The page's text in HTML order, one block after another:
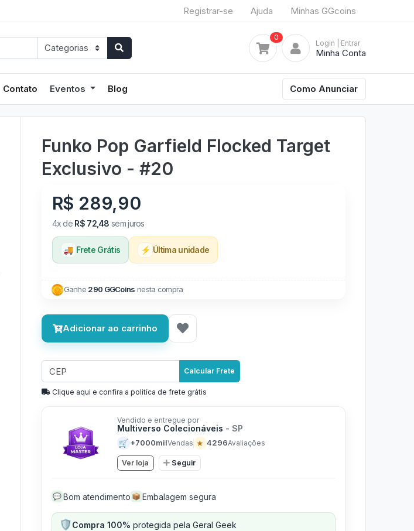
Registrar-se Ajuda Minhas GGcoins
0
Login | Entrar
Minha Conta
Contato Eventos Blog Como Anunciar
Funko Pop Garfield Flocked Target
Exclusivo - #20
R$ 289,90
4x de R$ 72,48 sem juros
🚚 Frete Grátis ⚡ Última unidade
Ganhe 290 GGCoins nesta compra
Adicionar ao carrinho
Calcular Frete
Clique aqui e confira a politíca de frete grátis
Vendido e entregue por
Multiverso Colecionáveis - SP
🛒 +7000milVendas ★ 4296Avaliações
Ver loja Seguir
💬 Bom atendimento 📦 Embalagem segura
🛡️Compra 100% protegida pela Geral Geek